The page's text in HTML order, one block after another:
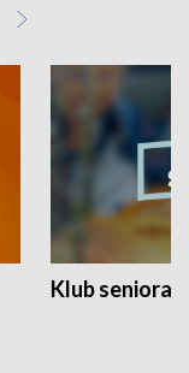
Klub seniora